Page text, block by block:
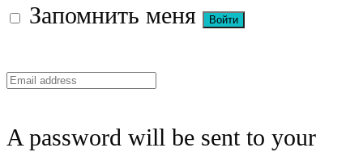
Запомнить меня
A password will be sent to your